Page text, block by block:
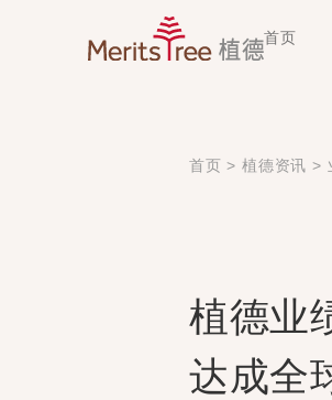
首页
首页 > 植德资讯 >
植德业
达成全